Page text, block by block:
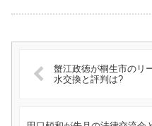
蟹江政徳が桐生市のリ
水交換と評判は?